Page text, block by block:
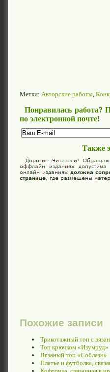
Метки: Авторские работы
Понравилась работа?
по электронной почте!
Также
Похожие записи
Трикотажный топ с
Топ крючком «Изумруд»
Вязаный топ «Соблазн»
Платье и футболка,